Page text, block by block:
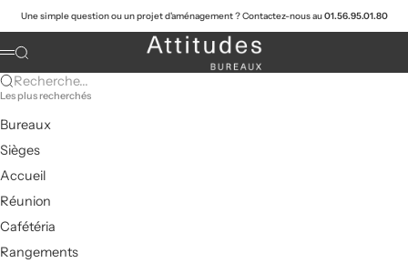
Une simple question ou un projet d'aménagement ? Contactez-nous au01.56.95.01.80
Attitudes Bureaux
Menu
Recherche
Recherche...
Les plus recherchés
Bureaux
Sièges
Accueil
Réunion
Cafétéria
Rangements